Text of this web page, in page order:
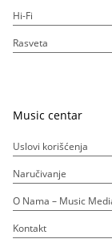
Hi-Fi
Rasveta
Music centar
Uslovi korišćenja
Naručivanje
O Nama – Music
Kontakt